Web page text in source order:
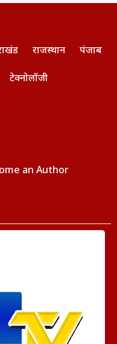
राजस्थान पंजाब
टेक्नोलॉजी
an Author